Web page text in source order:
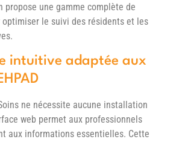
propose une gamme complète de
le suivi des résidents et les
intuitive adaptée aux
ne nécessite aucune installation
web permet aux professionnels
aux informations essentielles. Cette